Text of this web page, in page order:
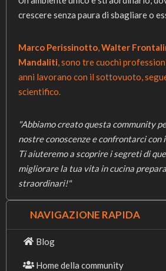
crescere senza paura di sbagliare o
Marco Perissinotto,Walter
Mandaliti, sono tre cuochi
anni lavorano con il sottovuoto,
scientifico.
"Abbiamo creato questa community
nostre conoscenze e confrontarci con
Ti aiuteremo a scoprire i segreti di
migliorare la tua vita in cucina
straordinari!"
NAVIGAZIONE RAPIDA
Blog
Home della community